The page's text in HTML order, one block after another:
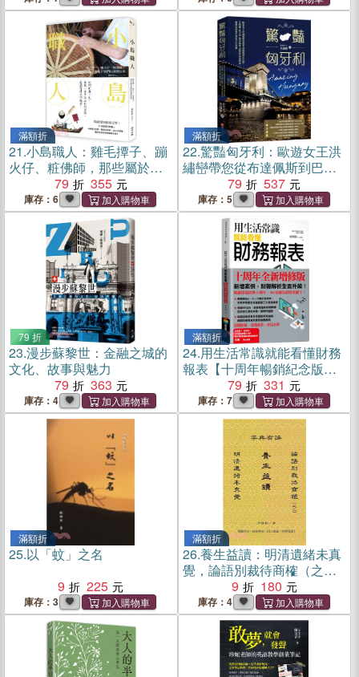
滿額折
21.小島職人：雞毛撢子、蹦
火仔、粧佛師，那些屬於我
們的臺灣故事
79 355
庫存：6
滿額折
22.驚豔匈牙利：歐遊女王洪
繡巒帶您從布達佩斯到巴拉
頓、艾格爾、托卡伊，漫步
城堡、酒窖與溫泉物語，細
細品味匈牙利的文化美饌
79 537
庫存：5
79 折
23.漫步蘇黎世：金融之城的
文化、故事與魅力
79
363
庫存：4
滿額折
24.用生活常識就能看懂財務
報表【十周年暢銷紀念版】
（首刷限量附贈「超級數字
力」筆記）
79 331
庫存：7
滿額折
25.以「蚊」之名
9
225
庫存：3
滿額折
26.養生益讀：明清遺緒未真
覺，論語別裁待商榷（之
二），字典有誤
9 180
庫存：4